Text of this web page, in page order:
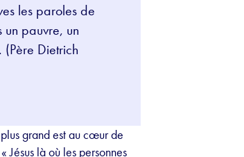
les paroles de
un pauvre, un
(Père Dietrich
grand est au cœur de
Jésus là où les personnes